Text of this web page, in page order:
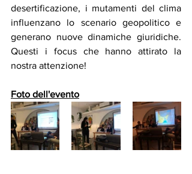
desertificazione, i mutamenti del clima
influenzano lo scenario geopolitico e
generano nuove dinamiche giuridiche.
Questi i focus che hanno attirato la
nostra attenzione!
Foto dell'evento